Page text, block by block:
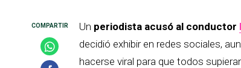
Un periodista acusó al conductor
decidió exhibir en redes sociales,
hacerse viral para que todos